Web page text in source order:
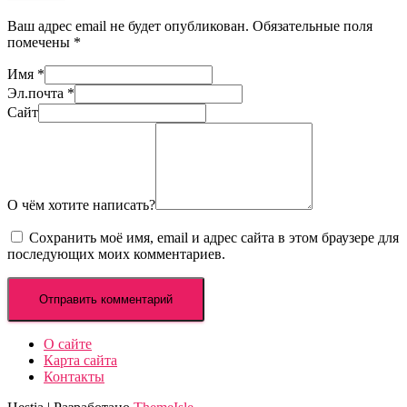
Ваш адрес email не будет опубликован. Обязательные поля
помечены *
Имя *
Эл.почта *
Сайт
О чём хотите написать?
Сохранить моё имя, email и адрес сайта в этом браузере для
последующих моих комментариев.
О сайте
Карта сайта
Контакты